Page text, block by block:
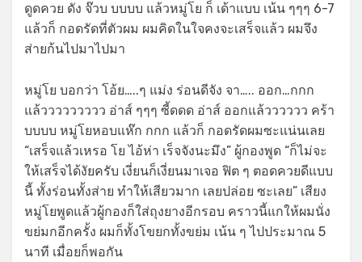
ดูดควย ดัง จ๊วบ บบบบ แล้วหมู่โย ก็ เด้าแบบ เน้น ๆๆๆ 6-7
แล้วก็ กอดรัดที่ตัวผม ผมคิดในใจคงจะเสร็จแล้ว ผมจึง
ส่ายก้นไปมาไปมา
หมู่โย บอกว่า โอ้ย…..ๆ แม่ง ร่อนดีจัง จา….. ออก…กกก
แล้ววววววววว อ่าส์ ๆๆๆ ซี้ดดด อ่าส์ ออกแล้วววววว คร้า
บบบบ หมู่โยหอบแห๊ก กกก แล้วก็ กอดรัดผมซะแน่นเลย
“เสร็จแล้วเหรอ โย ไอ้ห่า เร็จจังนะมึง” ผู้กองพูด “ก็ไม่จะ
ให้เสร็จได้งัยครับ เงี่ยนก็เงี่ยนมาเจอ ฟิต ๆ ตอดควยดีแบบ
นี้ ทั้งร่อนทั้งส่าย ทำให้เสียวมาก เลยปล่อย ซะเลย” เสียง
หมู่โยพูดแล้วผู้กองก็ใส่ถุงยางอีกรอบ คราวนี้แกให้ผมนั่ง
ขย่มกอีกครั้ง ผมก็ทั้งโขยกทั้งขย่ม เน้น ๆ ไปประมาณ 5
นาที เมื่อยก็พอกัน